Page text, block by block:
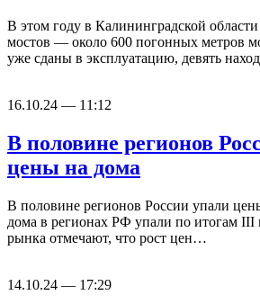
В этом году в Калининградской
мостов — около 600 погонных метров
уже сданы в эксплуатацию, девять
16.10.24 — 11:12
В половине регионов
цены на дома
В половине регионов России упали
дома в регионах РФ упали по итогам III
рынка отмечают, что рост цен…
14.10.24 — 17:29